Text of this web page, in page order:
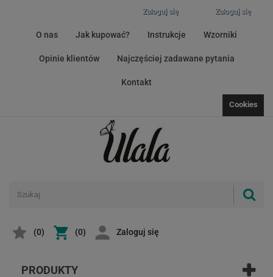
Zaloguj się
Zaloguj się
O nas Jak kupować? Instrukcje Wzorniki
Opinie klientów Najczęściej zadawane pytania
Kontakt
Cookies
(0) (0) Zaloguj się
PRODUKTY